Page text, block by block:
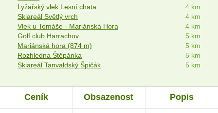
Lyžařský vlek Lesní chata
4 km
Skiareál Světlý vrch
4 km
Vlek u Tomáše - Mariánská Hora
4 km
Golf club Harrachov
5 km
Mariánská hora (874 m)
5 km
Rozhledna Štěpánka
5 km
Skiareál Tanvaldský Špičák
5 km
Ceník Obsazenost Popis